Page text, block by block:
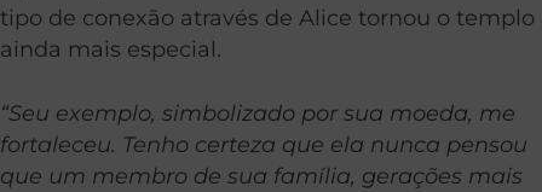
tipo de conexão através de Alice tornou o templo
ainda mais especial.
“Seu exemplo, simbolizado por sua moeda, me
fortaleceu. Tenho certeza que ela nunca pensou
que um membro de sua família, gerações mais